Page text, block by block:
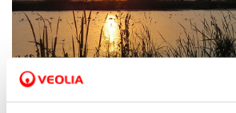
05 JUN 2020